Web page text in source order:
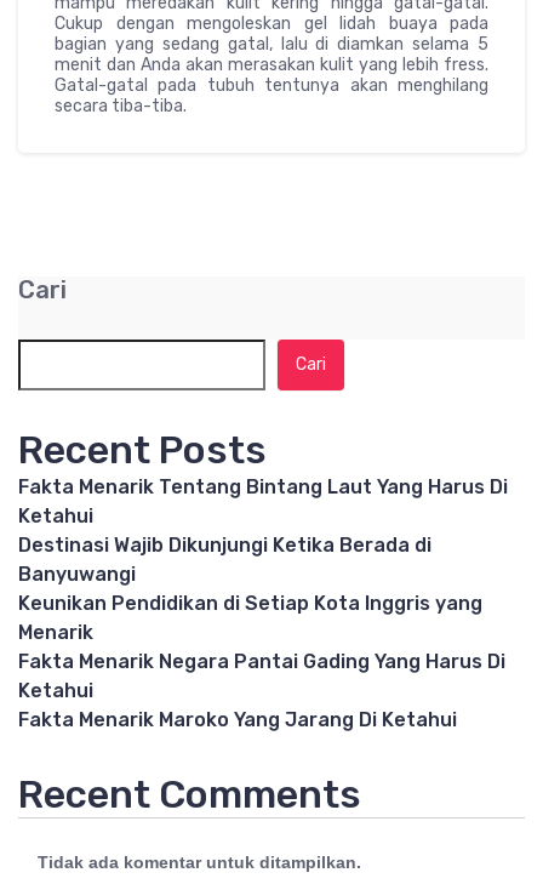
Cukup dengan mengoleskan gel lidah buaya pada
bagian yang sedang gatal, lalu di diamkan selama 5
menit dan Anda akan merasakan kulit yang lebih fress.
Gatal-gatal pada tubuh tentunya akan menghilang
secara tiba-tiba.
Cari
Cari
Recent Posts
Fakta Menarik Tentang Bintang Laut Yang Harus Di
Ketahui
Destinasi Wajib Dikunjungi Ketika Berada di
Banyuwangi
Keunikan Pendidikan di Setiap Kota Inggris yang
Menarik
Fakta Menarik Negara Pantai Gading Yang Harus Di
Ketahui
Fakta Menarik Maroko Yang Jarang Di Ketahui
Recent Comments
Tidak ada komentar untuk ditampilkan.